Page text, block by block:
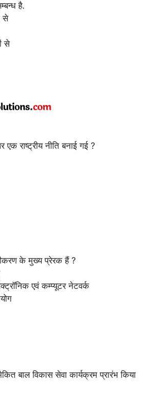
है.
से
से
एक राष्ट्रीय नीति बनाई गई ?
के मुख्य प्रेरक हैं ?
एवं कम्प्यूटर नेटवर्क
बाल विकास सेवा कार्यक्रम प्रारंभ किया